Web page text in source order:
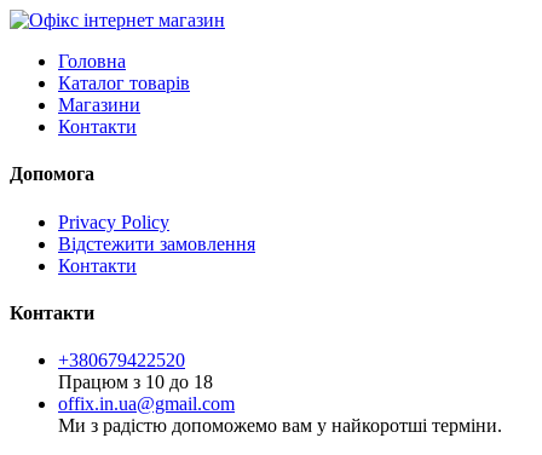
Головна
Каталог товарів
Магазини
Контакти
Допомога
Privacy Policy
Відстежити замовлення
Контакти
Контакти
+380679422520
Працюм з 10 до 18
offix.in.ua@gmail.com
Ми з радістю допоможемо вам у найкоротші терміни.